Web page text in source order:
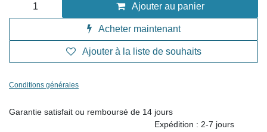
Ajouter au panier
Acheter maintenant
Ajouter à la liste de souhaits
Conditions générales
Garantie satisfait ou remboursé de 14 jours
Expédition : 2-7 jours